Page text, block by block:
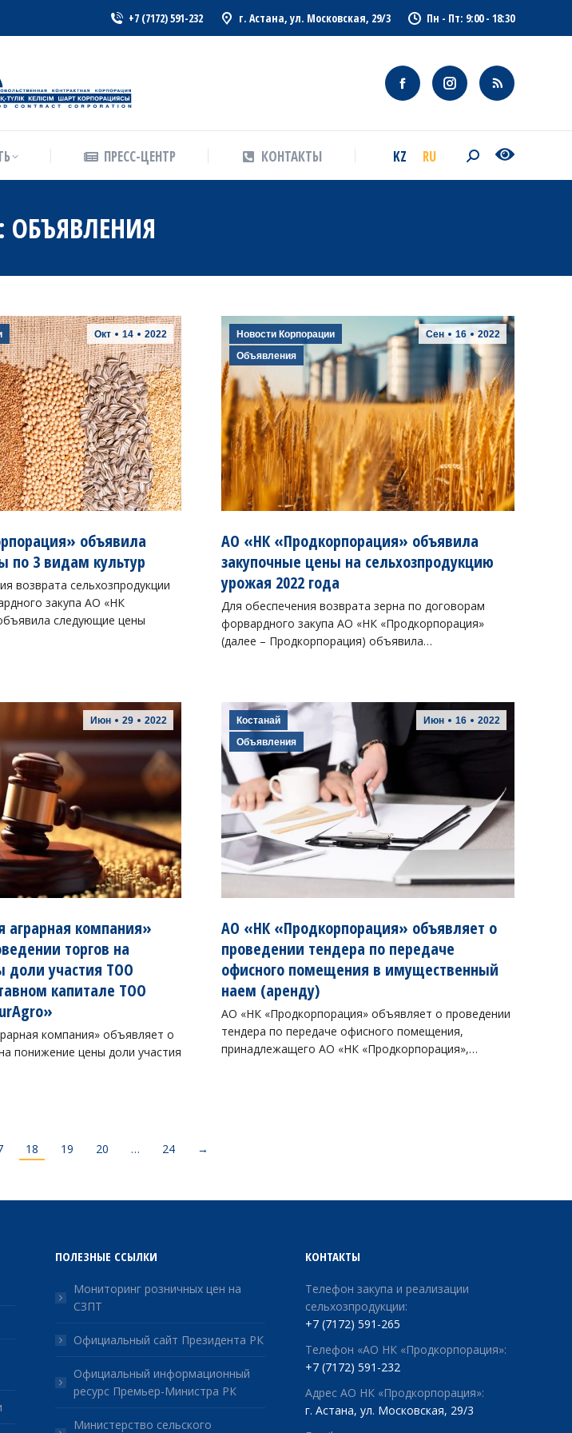
+7 (7172) 591-232 г. Астана, ул. Московская, 29/3 Пн - Пт: 9:00 - 18:30
ПРЕСС-ЦЕНТР КОНТАКТЫ KZ RU Search:
ОБЪЯВЛЕНИЯ
Окт 14 2022
объявила
по 3 видам культур
возврата сельхозпродукции
закупа АО «НК
следующие цены
Сен 16 2022
Новости Корпорации
Объявления
АО «НК «Продкорпорация» объявила
закупочные цены на сельхозпродукцию
урожая 2022 года
Для обеспечения возврата зерна по договорам
форвардного закупа АО «НК «Продкорпорация»
(далее – Продкорпорация) объявила…
Июн 29 2022
аграрная компания»
торгов на
доли участия ТОО
капитале ТОО
компания» объявляет о
понижение цены доли участия
Июн 16 2022
Костанай
Объявления
АО «НК «Продкорпорация» объявляет о
проведении тендера по передаче
офисного помещения в имущественный
наем (аренду)
АО «НК «Продкорпорация» объявляет о проведении
тендера по передаче офисного помещения,
принадлежащего АО «НК «Продкорпорация»,…
18 19 20 … 24 →
ПОЛЕЗНЫЕ ССЫЛКИ
Мониторинг розничных цен на
СЗПТ
Официальный сайт Президента РК
Официальный информационный
ресурс Премьер-Министра РК
Министерство сельского
КОНТАКТЫ
Телефон закупа и реализации
сельхозпродукции:
+7 (7172) 591-265
Телефон «АО НК «Продкорпорация»:
+7 (7172) 591-232
Адрес АО НК «Продкорпорация»:
г. Астана, ул. Московская, 29/3
ПРЕСС-ЦЕНТР КОНТАКТЫ RU Search: